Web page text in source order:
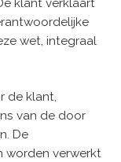
klant verklaart
wet, integraal
de klant,
van de door
De
worden verwerkt